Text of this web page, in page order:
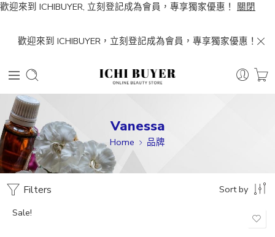
歡迎來到 ICHIBUYER, 立刻登記成為會員，專享獨家優惠！ 關閉
歡迎來到 ICHIBUYER，立刻登記成為會員，專享獨家優惠！
Vanessa
Home 品牌
Filters
Sort by
Sale!